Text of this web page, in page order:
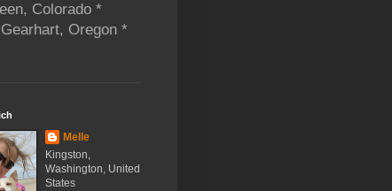
Colorado *
Oregon *
Melle
Kingston,
Washington, United
States